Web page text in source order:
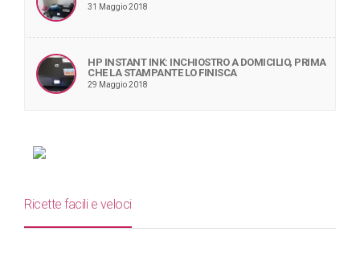
31 Maggio 2018
HP INSTANT INK: INCHIOSTRO A DOMICILIO, PRIMA
CHE LA STAMPANTE LO FINISCA
29 Maggio 2018
Ricette facili e veloci